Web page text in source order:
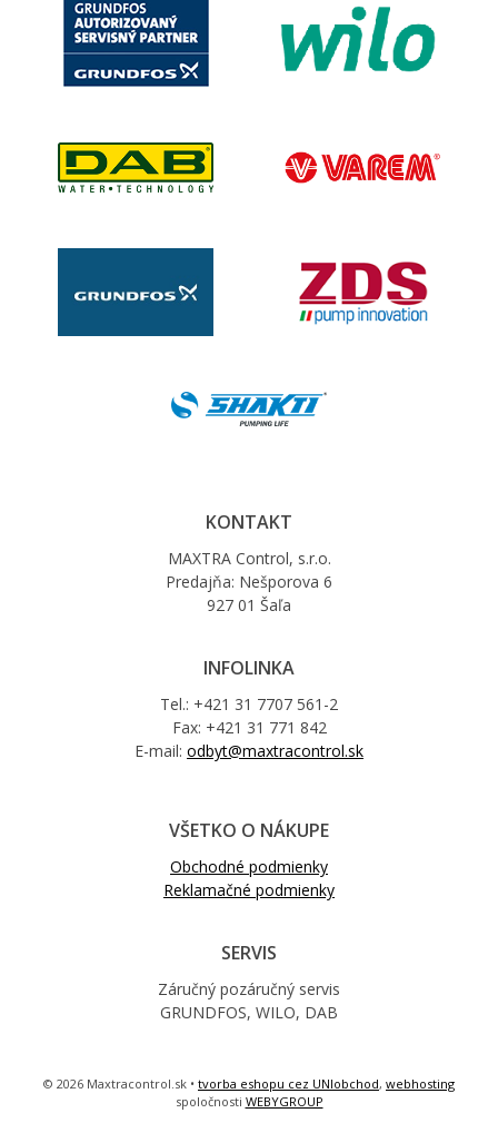
KONTAKT
MAXTRA Control, s.r.o.
Predajňa: Nešporova 6
927 01 Šaľa
INFOLINKA
Tel.: +421 31 7707 561-2
Fax: +421 31 771 842
E-mail: odbyt@maxtracontrol.sk
VŠETKO O NÁKUPE
Obchodné podmienky
Reklamačné podmienky
SERVIS
Záručný pozáručný servis
GRUNDFOS, WILO, DAB
© 2026 Maxtracontrol.sk • tvorba eshopu cez UNIobchod, webhosting
spoločnosti WEBYGROUP